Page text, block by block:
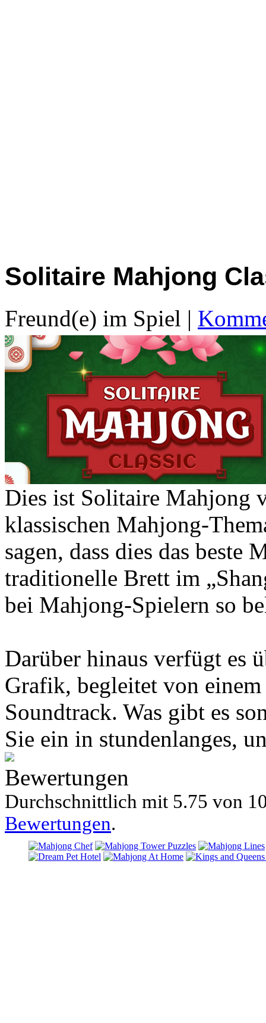
Solitaire Mahjong
Freund(e) im Spiel |
Dies ist Solitaire Mahjong
klassischen Mahjong-
sagen, dass dies das beste
traditionelle Brett im
bei Mahjong-Spielern so
Darüber hinaus verfügt es
Grafik, begleitet von einem
Soundtrack. Was gibt es
Sie ein in stundenlanges,
Bewertungen
Durchschnittlich mit 5.75 von
Bewertungen.